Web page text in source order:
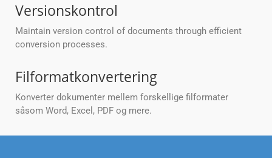
Versionskontrol
Maintain version control of documents through efficient
conversion processes.
Filformatkonvertering
Konverter dokumenter mellem forskellige filformater
såsom Word, Excel, PDF og mere.